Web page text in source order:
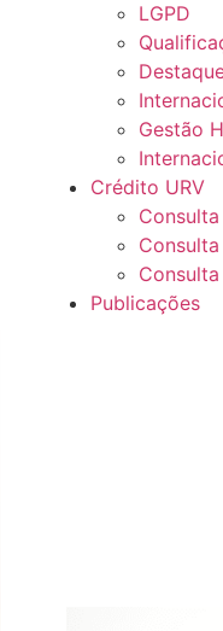
LGPD
Gestão
Crédito URV
Consulta
Publicações